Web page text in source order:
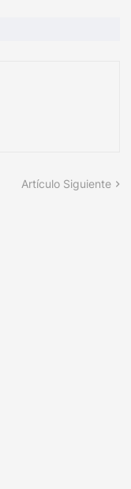
Artículo Siguiente